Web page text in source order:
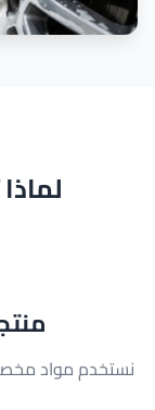
نستخدم مواد